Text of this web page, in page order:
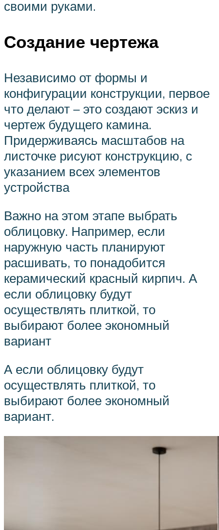
своими руками.
Создание чертежа
Независимо от формы и
конфигурации конструкции, первое
что делают – это создают эскиз и
чертеж будущего камина.
Придерживаясь масштабов на
листочке рисуют конструкцию, с
указанием всех элементов
устройства
Важно на этом этапе выбрать
облицовку. Например, если
наружную часть планируют
расшивать, то понадобится
керамический красный кирпич. А
если облицовку будут
осуществлять плиткой, то
выбирают более экономный
вариант
А если облицовку будут
осуществлять плиткой, то
выбирают более экономный
вариант.